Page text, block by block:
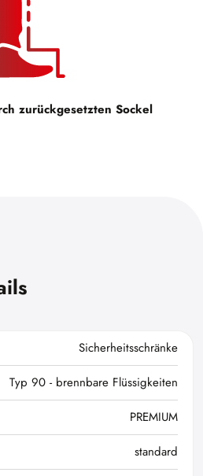
zurückgesetzten Sockel
Sicherheitsschränke
Typ 90 - brennbare Flüssigkeiten
PREMIUM
standard